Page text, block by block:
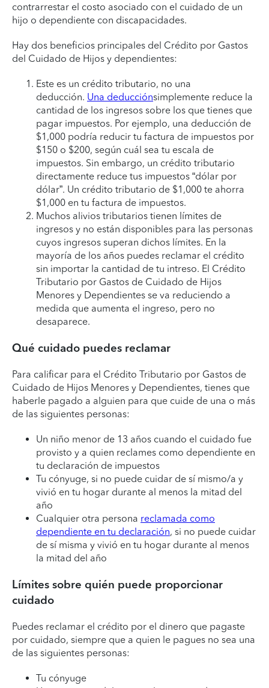
contrarrestar el costo asociado con el cuidado de un
hijo o dependiente con discapacidades.
Hay dos beneficios principales del Crédito por Gastos
del Cuidado de Hijos y dependientes:
Este es un crédito tributario, no una
deducción. Una deducciónsimplemente reduce la
cantidad de los ingresos sobre los que tienes que
pagar impuestos. Por ejemplo, una deducción de
$1,000 podría reducir tu factura de impuestos por
$150 o $200, según cuál sea tu escala de
impuestos. Sin embargo, un crédito tributario
directamente reduce tus impuestos “dólar por
dólar”. Un crédito tributario de $1,000 te ahorra
$1,000 en tu factura de impuestos.
Muchos alivios tributarios tienen límites de
ingresos y no están disponibles para las personas
cuyos ingresos superan dichos límites. En la
mayoría de los años puedes reclamar el crédito
sin importar la cantidad de tu intreso. El Crédito
Tributario por Gastos de Cuidado de Hijos
Menores y Dependientes se va reduciendo a
medida que aumenta el ingreso, pero no
desaparece.
Qué cuidado puedes reclamar
Para calificar para el Crédito Tributario por Gastos de
Cuidado de Hijos Menores y Dependientes, tienes que
haberle pagado a alguien para que cuide de una o más
de las siguientes personas:
Un niño menor de 13 años cuando el cuidado fue
provisto y a quien reclames como dependiente en
tu declaración de impuestos
Tu cónyuge, si no puede cuidar de sí mismo/a y
vivió en tu hogar durante al menos la mitad del
año
Cualquier otra persona reclamada como
dependiente en tu declaración, si no puede cuidar
de sí misma y vivió en tu hogar durante al menos
la mitad del año
Límites sobre quién puede proporcionar
cuidado
Puedes reclamar el crédito por el dinero que pagaste
por cuidado, siempre que a quien le pagues no sea una
de las siguientes personas:
Tu cónyuge